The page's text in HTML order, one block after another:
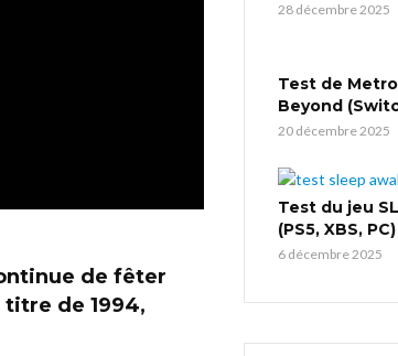
de fêter
titre de 1994,
28 décembre 2025
Test de
Beyond
20 décembre 2025
Test du jeu
(PS5, XBS, PC)
6 décembre 2025